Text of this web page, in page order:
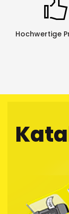
Hochwertige